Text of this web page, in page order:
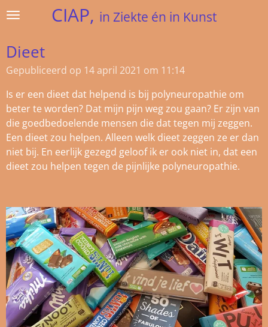
Ga
de
hoofdinhoud
CIAP, in Ziekte én in Kunst
Dieet
Gepubliceerd op 14 april 2021 om 11:14
Is er een dieet dat helpend is bij polyneuropathie om
beter te worden? Dat mijn pijn weg zou gaan? Er zijn van
die goedbedoelende mensen die dat tegen mij zeggen.
Een dieet zou helpen. Alleen welk dieet zeggen ze er dan
niet bij. En eerlijk gezegd geloof ik er ook niet in, dat een
dieet zou helpen tegen de pijnlijke polyneuropathie.